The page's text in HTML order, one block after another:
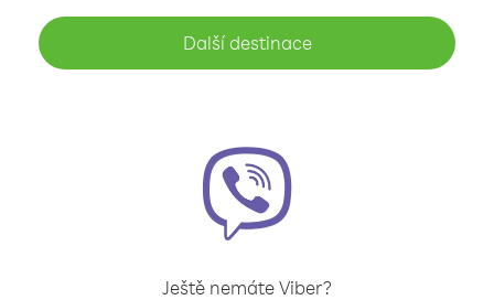
Další destinace
Ještě nemáte Viber?